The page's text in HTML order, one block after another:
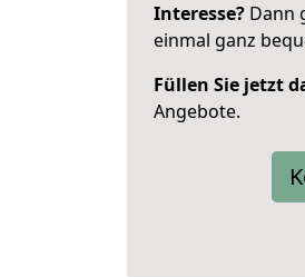
Interesse? Dann
einmal ganz
Füllen Sie jetzt
Angebote.